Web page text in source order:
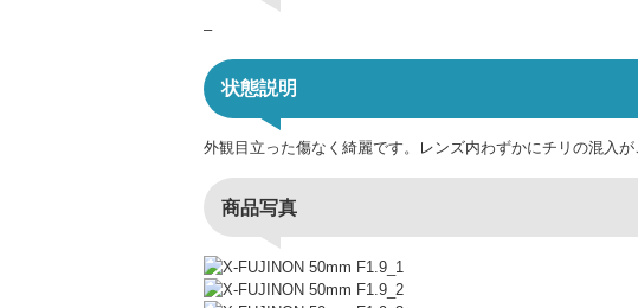
–
状態説明
外観目立った傷なく綺麗です。レンズ内わずかにチリの混入が
商品写真